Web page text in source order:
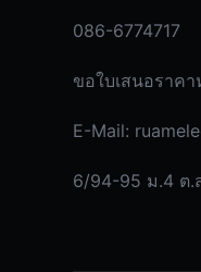
086-6774717
ขอใบเสนอราค
E-Mail:
6/94-95 ม.4 ต.